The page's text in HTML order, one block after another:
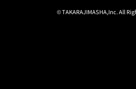
© TAKARAJIMASHA,Inc. All